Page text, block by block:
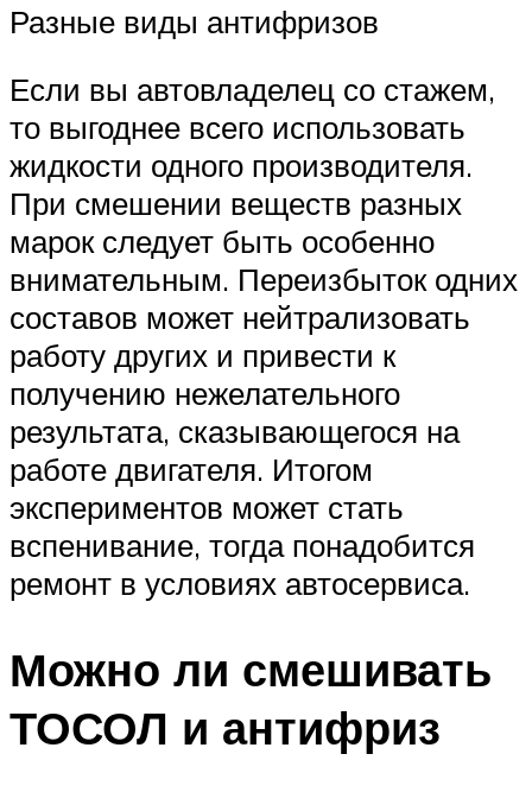
Разные виды антифризов
Если вы автовладелец со стажем,
то выгоднее всего использовать
жидкости одного производителя.
При смешении веществ разных
марок следует быть особенно
внимательным. Переизбыток одних
составов может нейтрализовать
работу других и привести к
получению нежелательного
результата, сказывающегося на
работе двигателя. Итогом
экспериментов может стать
вспенивание, тогда понадобится
ремонт в условиях автосервиса.
Можно ли смешивать
ТОСОЛ и антифриз